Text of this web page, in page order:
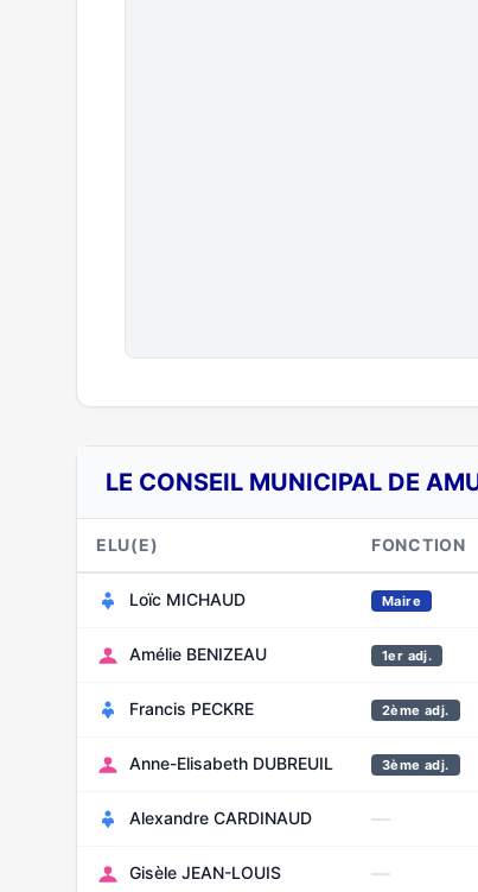
LE CONSEIL MUNICIPAL DE
ELU(E) FONCTION
Loïc MICHAUD Maire
Amélie BENIZEAU 1er adj.
Francis PECKRE 2ème adj.
Anne-Elisabeth DUBREUIL 3ème adj.
Alexandre CARDINAUD —
Gisèle JEAN-LOUIS —